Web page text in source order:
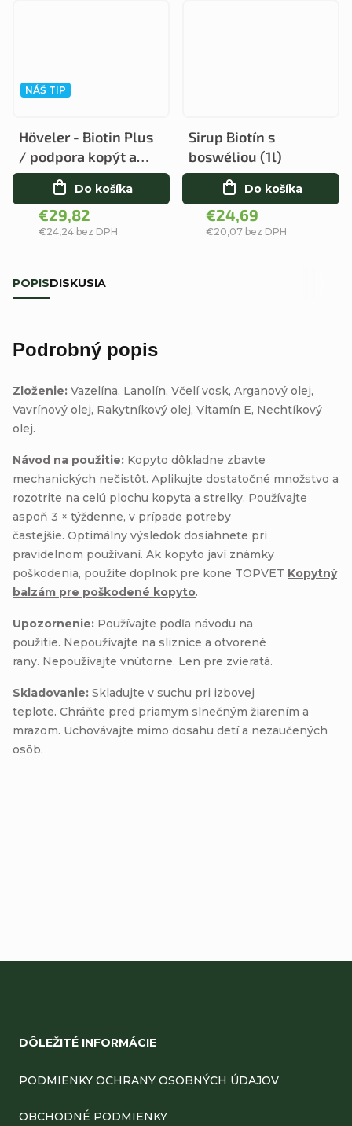
NÁŠ TIP
Höveler - Biotin Plus
/ podpora kopýt a
srsti
€24,24 bez DPH
€29,82
Do košíka
Sirup Biotín s
boswéliou (1l)
€20,07 bez DPH
€24,69
Do košíka
POPISDISKUSIA
Podrobný popis
Zloženie: Vazelína, Lanolín, Včelí vosk, Arganový olej,
Vavrínový olej, Rakytníkový olej, Vitamín E, Nechtíkový
olej.
Návod na použitie: Kopyto dôkladne zbavte
mechanických nečistôt. Aplikujte dostatočné množstvo a
rozotrite na celú plochu kopyta a strelky. Používajte
aspoň 3 × týždenne, v prípade potreby
častejšie. Optimálny výsledok dosiahnete pri
pravidelnom používaní. Ak kopyto javí známky
poškodenia, použite doplnok pre kone TOPVET Kopytný
balzám pre poškodené kopyto.
Upozornenie: Používajte podľa návodu na
použitie. Nepoužívajte na sliznice a otvorené
rany. Nepoužívajte vnútorne. Len pre zvieratá.
Skladovanie: Skladujte v suchu pri izbovej
teplote. Chráňte pred priamym slnečným žiarením a
mrazom. Uchovávajte mimo dosahu detí a nezaučených
osôb.
DÔLEŽITÉ INFORMÁCIE
PODMIENKY OCHRANY OSOBNÝCH ÚDAJOV
OBCHODNÉ PODMIENKY